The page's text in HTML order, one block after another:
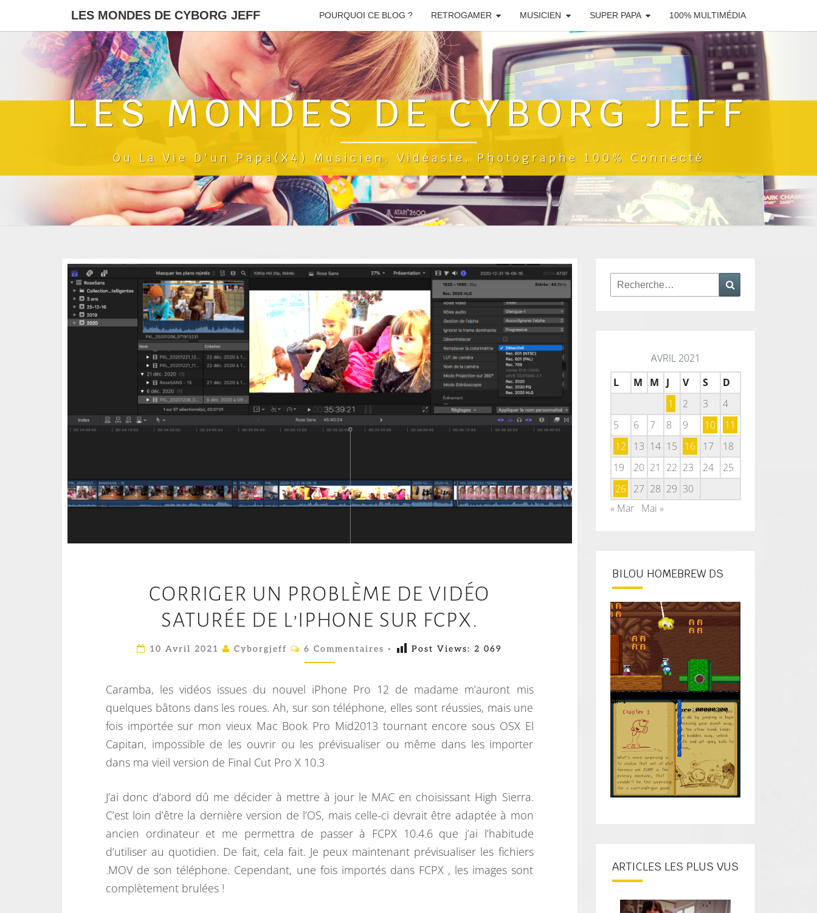
LES MONDES DE CYBORG JEFF POURQUOI CE BLOG ? RETROGAMER MUSICIEN SUPER PAPA 100% MULTIMÉDIA
LES MONDES DE CYBORG JEFF
Ou La Vie D'un Papa(x4) Musicien, Vidéaste, Photographe 100% Connecté
O
R
I
E
R
U
N
P
O
B
L
È
M
CORRIGER UN PROBLÈME DE VIDÉO
SATURÉE DE L’IPHONE SUR FCPX.
10 Avril 2021 Cyborgjeff
C
M
E
N
T
A
I
E
6 Commentaires - Post Views: 2 069
Caramba, les vidéos issues du nouvel iPhone Pro 12 de madame m’auront mis
quelques bâtons dans les roues. Ah, sur son téléphone, elles sont réussies, mais une
fois importée sur mon vieux Mac Book Pro Mid2013 tournant encore sous OSX El
Capitan, impossible de les ouvrir ou les prévisualiser ou même dans les importer
dans ma vieil version de Final Cut Pro X 10.3
J’ai donc d’abord dû me décider à mettre à jour le MAC en choisissant High Sierra.
C’est loin d’être la dernière version de l’OS, mais celle-ci devrait être adaptée à mon
ancien ordinateur et me permettra de passer à FCPX 10.4.6 que j’ai l’habitude
d’utiliser au quotidien. De fait, cela fait. Je peux maintenant prévisualiser les fichiers
.MOV de son téléphone. Cependant, une fois importés dans FCPX , les images sont
complètement brulées !
Rechercher :
AVRIL 2021
L
M M J V S
D
1
2 3
4
5
6 7 8 9 10
11
12
13 14 15 16 17
18
19
20 21 22 23 24
25
26 27 28 29 30
« Mar
Mai »
BILOU HOMEBREW DS
ARTICLES LES PLUS VUS